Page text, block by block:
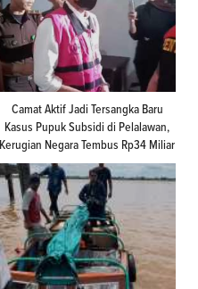
Camat Aktif Jadi Tersangka Baru
Kasus Pupuk Subsidi di Pelalawan,
Kerugian Negara Tembus Rp34 Miliar